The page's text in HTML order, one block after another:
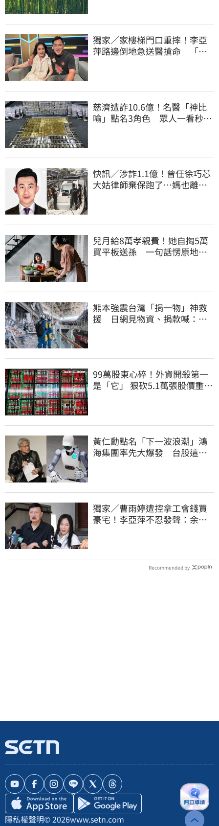
獨家／家樓梯門口重摔！李亞
萍路邊倒地急送醫搶命 「最
慈濟遭詐10.6億！名醫「神比
喻」點名3角色 眾人一看秒懂
快訊／涉詐1.1億！曾任徐巧芯
大姑律師棄保跑了…媽也離
兒月給8萬孝親費！她自掏5萬
買平板送孫 一句話愣原地
熊本強震台灣「捐一物」神救
援 日網見物資、捐款喊：給
99萬股東心碎！外資開殺第一
是「它」 狠砍5.1萬張股價重挫
黃仁勳點名「下一波浪潮」鴻
海集團率先大爆發 台股這族
獨家／曹雨婷遭控拿工會錢買
豪宅！李亞萍不忍發聲：余天
Recommended by
隱私權聲明© 2026www.setn.com